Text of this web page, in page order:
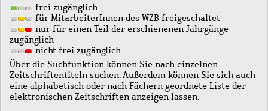
frei zugänglich
für MitarbeiterInnen des WZB freigeschaltet
nur für einen Teil der erschienenen Jahrgänge
zugänglich
nicht frei zugänglich
Über die Suchfunktion können Sie nach einzelnen
Zeitschriftentiteln suchen. Außerdem können Sie sich auch
eine alphabetisch oder nach Fächern geordnete Liste der
elektronischen Zeitschriften anzeigen lassen.